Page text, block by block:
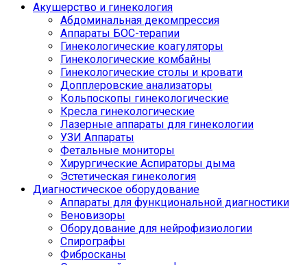
Акушерство и гинекология
Абдоминальная декомпрессия
Аппараты БОС-терапии
Гинекологические коагуляторы
Гинекологические комбайны
Гинекологические столы и кровати
Допплеровские анализаторы
Кольпоскопы гинекологические
Кресла гинекологические
Лазерные аппараты для гинекологии
УЗИ Аппараты
Фетальные мониторы
Хирургические Аспираторы дыма
Эстетическая гинекология
Диагностическое оборудование
Аппараты для функциональной диагностики
Веновизоры
Оборудование для нейрофизиологии
Спирографы
Фибросканы